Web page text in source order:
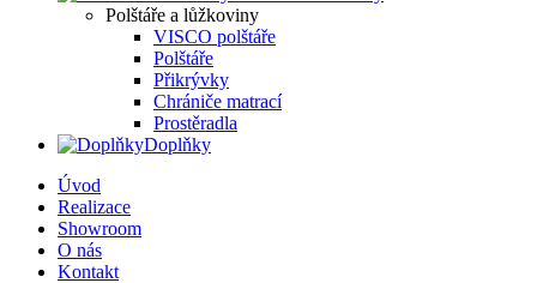
Polštáře a lůžkoviny
VISCO polštáře
Polštáře
Přikrývky
Chrániče matrací
Prostěradla
Doplňky
Úvod
Realizace
Showroom
O nás
Kontakt